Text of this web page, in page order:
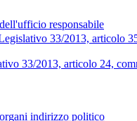
responsabile
33/2013, articolo
33/2013, articolo 24,
indirizzo politico